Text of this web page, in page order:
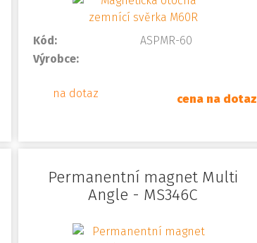
Kód:
ASPMR-60
Výrobce:
na dotaz cena na dotaz
Permanentní magnet Multi
Angle - MS346C